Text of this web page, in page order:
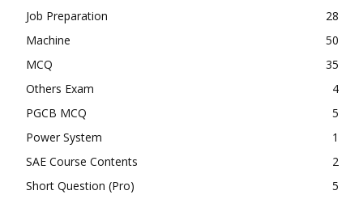
Job Preparation
28
Machine
50
MCQ
35
Others Exam
4
PGCB MCQ
5
Power System
1
SAE Course Contents
2
Short Question (Pro)
5